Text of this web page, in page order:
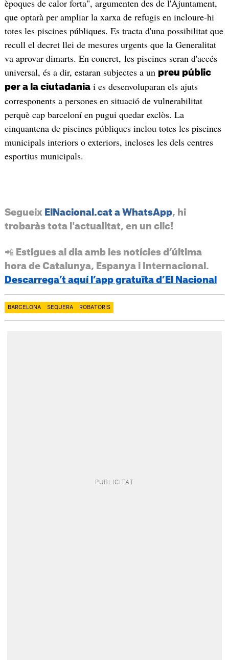
èpoques de calor forta", argumenten des de l'Ajuntament,
que optarà per ampliar la xarxa de refugis en incloure-hi
totes les piscines públiques. Es tracta d'una possibilitat que
recull el decret llei de mesures urgents que la Generalitat
va aprovar dimarts. En concret, les piscines seran d'accés
universal, és a dir, estaran subjectes a un preu públic
per a la ciutadaniai es desenvoluparan els ajuts
corresponents a persones en situació de vulnerabilitat
perquè cap barceloní en pugui quedar exclòs. La
cinquantena de piscines públiques inclou totes les piscines
municipals interiors o exteriors, incloses les dels centres
esportius municipals.
Segueix ElNacional.cat a WhatsApp, hi
trobaràs tota l'actualitat, en un clic!
📲 Estigues al dia amb les notícies d’última
hora de Catalunya, Espanya i Internacional.
Descarrega’t aquí l’app gratuïta d’El Nacional
BARCELONA SEQUERA ROBATORIS